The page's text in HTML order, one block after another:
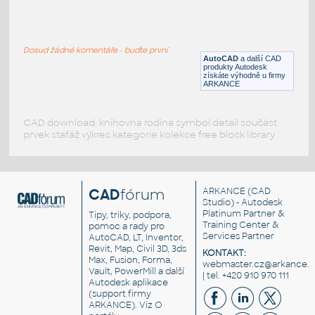
DWG
Spojovací součástiAutoCAD a další CAD
produkty Autodesk
získáte výhodně u firmy
ARKANCE
Dosud žádné komentáře - buďte první
CAD download: knihovna rodina symbol detail součást
prvek stafáž výkres kategorie kolekce free block library
CADfórum
Tipy, triky, podpora,
pomoc a rady pro
AutoCAD, LT, Inventor,
Revit, Map, Civil 3D, 3ds
Max, Fusion, Forma,
Vault, PowerMill a další
Autodesk aplikace
(support firmy
ARKANCE). VizO
ARKANCE (CAD
Studio) - Autodesk
Platinum Partner &
Training Center &
Services Partner
KONTAKT:
| tel. +420 910 970 111